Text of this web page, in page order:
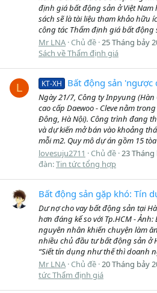
định giá bất động sản ở Việt Nam
sách sẽ là tài liệu tham khảo hữu
công tác Thẩm định giá bất động
Mr LNA Chủ đề 25 Tháng bảy
Sách về Thẩm định giá
L KT-XH Bất động sản
Ngày 21/7, Công ty Inpyung
cao cấp Daewoo - Cleve nằm
Đông, Hà Nội). Công trình đang
và dự kiến mở bán vào khoảng
mỗi m2. Quy mô dự án gồm 15
lovesuju2711
Chủ đề 23 Tháng
đàn:Tin tức tổng hợp
Bất động sản gặp khó: Tín
Dư nợ cho vay bất động sản tại
hơn đáng kể so với Tp.HCM -
nguyên nhân khiến chuyện làm
nhiều chủ đầu tư bất động sản ở
“Siết tín dụng như thế thì doanh
Mr LNA Chủ đề 20 Tháng bảy
tức Thẩm định giá